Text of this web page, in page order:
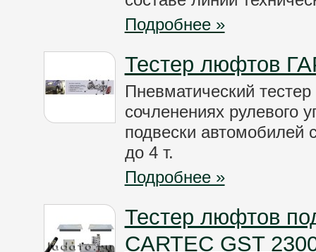
Подробнее »
Тестер люфтов
Пневматический
сочленениях рулевого
подвески автомобилей
до 4 т.
Подробнее »
Тестер люфтов
CARTEC GST